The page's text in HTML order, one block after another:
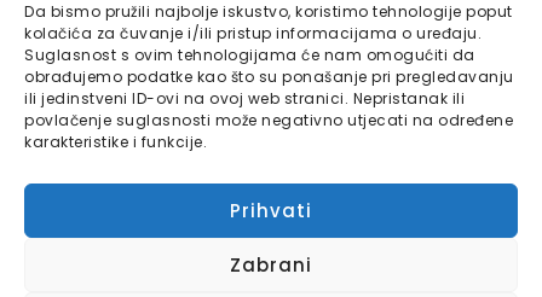
Da bismo pružili najbolje iskustvo, koristimo tehnologije poput
kolačića za čuvanje i/ili pristup informacijama o uređaju.
Suglasnost s ovim tehnologijama će nam omogućiti da
obrađujemo podatke kao što su ponašanje pri pregledavanju
ili jedinstveni ID-ovi na ovoj web stranici. Nepristanak ili
povlačenje suglasnosti može negativno utjecati na određene
karakteristike i funkcije.
Prihvati
Zabrani
Bajtbox
Linkovi
Kontaktirajte nas
Impressum
Bajtbox koristi
usluge.